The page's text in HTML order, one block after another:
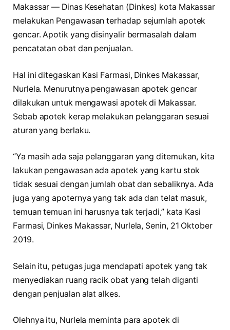
Makassar — Dinas Kesehatan (Dinkes) kota Makassar
melakukan Pengawasan terhadap sejumlah apotek
gencar. Apotik yang disinyalir bermasalah dalam
pencatatan obat dan penjualan.
Hal ini ditegaskan Kasi Farmasi, Dinkes Makassar,
Nurlela. Menurutnya pengawasan apotek gencar
dilakukan untuk mengawasi apotek di Makassar.
Sebab apotek kerap melakukan pelanggaran sesuai
aturan yang berlaku.
“Ya masih ada saja pelanggaran yang ditemukan, kita
lakukan pengawasan ada apotek yang kartu stok
tidak sesuai dengan jumlah obat dan sebaliknya. Ada
juga yang apoternya yang tak ada dan telat masuk,
temuan temuan ini harusnya tak terjadi,” kata Kasi
Farmasi, Dinkes Makassar, Nurlela, Senin, 21 Oktober
2019.
Selain itu, petugas juga mendapati apotek yang tak
menyediakan ruang racik obat yang telah diganti
dengan penjualan alat alkes.
Olehnya itu, Nurlela meminta para apotek di